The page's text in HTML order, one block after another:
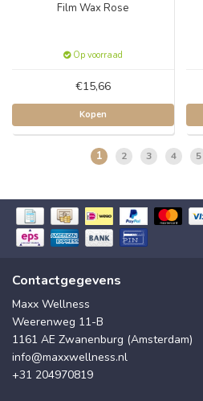
Film Wax Rose
Op voorraad
€15,66
Kopen
1 2 3 4 5
Contactgegevens
Maxx Wellness
Weerenweg 11-B
1161 AE Zwanenburg (Amsterdam)
info@maxxwellness.nl
+31 204970819